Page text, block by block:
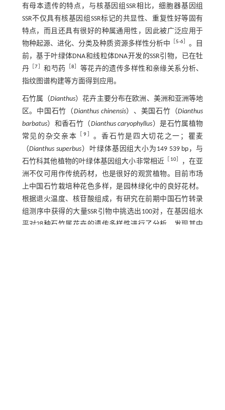
有母本遗传的特点，与核基因组SSR相比，细胞器基因组
SSR不仅具有核基因组SSR标记的共显性、重复性好等固有
特点，而且还具有很好的种属通用性，因此被广泛应用于
物种起源、进化、分类及种质资源多样性分析中
［5-6
。目
前，基于叶绿体DNA和线粒体DNA开发的SSR引物，已在牡
丹 ［7 ］和芍药 8
等花卉的遗传多样性和亲缘关系分析、
指纹图谱构建等方面得到应用。
石竹属（Dianthus）花卉主要分布在欧洲、美洲和亚洲等地
区。中国石竹（Dianthus chinensis）、美国石竹（Dianthus
barbatus）和香石竹（Dianthus caryophyllus）是石竹属植物
常见的杂交亲本
［9
。香石竹是四大切花之一；瞿麦
（Dianthus superbus）叶绿体基因组大小为149 539 bp，与
石竹科其他植物的叶绿体基因组大小非常相近
10］
，在亚
洲不仅可用作传统药材，也是很好的观赏植物。目前市场
上中国石竹栽培种花色多样，是园林绿化中的良好花材。
根据退火温度、核苷酸组成，有研究在前期中国石竹转录
组测序中获得的大量SSR引物中挑选出100对，在基因组水
平对28种石竹属花卉的遗传多样性进行了分析，发现其中